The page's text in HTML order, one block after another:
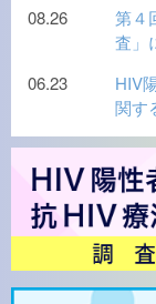
08.26
第４
査」
06.23
HIV
関す